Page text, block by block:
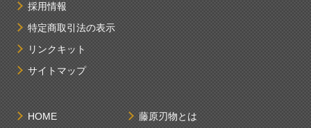
採用情報
特定商取引法の表示
リンクキット
サイトマップ
HOME
藤原刃物とは